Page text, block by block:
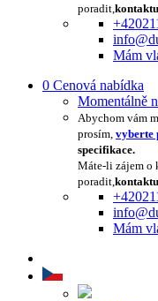
poradit,
Mám
0 Cenová nabídka
Momentálně
Abychom vám
prosím, vyberte
specifikace.
Máte-li zájem o
poradit,
Mám